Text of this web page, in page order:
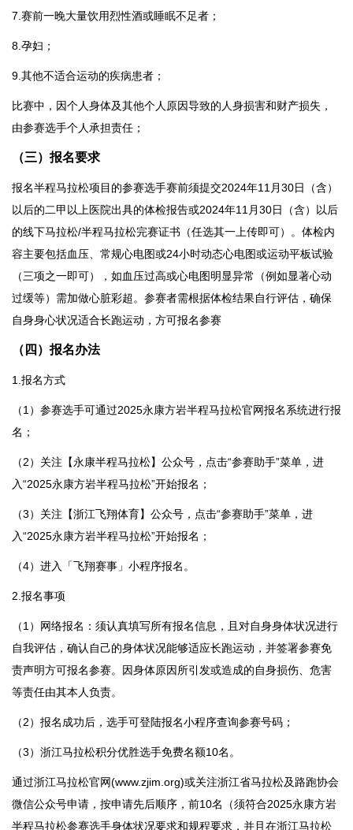
7.赛前一晚大量饮用烈性酒或睡眠不足者；
8.孕妇；
9.其他不适合运动的疾病患者；
比赛中，因个人身体及其他个人原因导致的人身损害和财产损失，
由参赛选手个人承担责任；
（三） 报名要求
报名半程马拉松项目的参赛选手赛前须提交2024年11月30日（含）
以后的二甲以上医院出具的体检报告或2024年11月30日（含）以后
的线下马拉松/半程马拉松完赛证书（任选其一上传即可）。体检内
容主要包括血压、常规心电图或24小时动态心电图或运动平板试验
（三项之一即可），如血压过高或心电图明显异常（例如显著心动
过缓等）需加做心脏彩超。参赛者需根据体检结果自行评估，确保
自身身心状况适合长跑运动，方可报名参赛
（四）报名办法
1.报名方式
（1）参赛选手可通过2025永康方岩半程马拉松官网报名系统进行报
名；
（2）关注【永康半程马拉松】公众号，点击“参赛助手”菜单，进
入“2025永康方岩半程马拉松”开始报名；
（3）关注【浙江飞翔体育】公众号，点击“参赛助手”菜单，进
入“2025永康方岩半程马拉松”开始报名；
（4）进入「飞翔赛事」小程序报名。
2.报名事项
（1）网络报名：须认真填写所有报名信息，且对自身身体状况进行
自我评估，确认自己的身体状况能够适应长跑运动，并签署参赛免
责声明方可报名参赛。因身体原因所引发或造成的自身损伤、危害
等责任由其本人负责。
（2）报名成功后，选手可登陆报名小程序查询参赛号码；
（3）浙江马拉松积分优胜选手免费名额10名。
通过浙江马拉松官网(www.zjim.org)或关注浙江省马拉松及路跑协会
微信公众号申请，按申请先后顺序，前10名（须符合2025永康方岩
半程马拉松参赛选手身体状况要求和规程要求，并且在浙江马拉松